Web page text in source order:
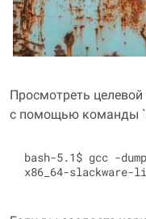
Просмотреть
с помощью команды
bash-5.1$ gcc -